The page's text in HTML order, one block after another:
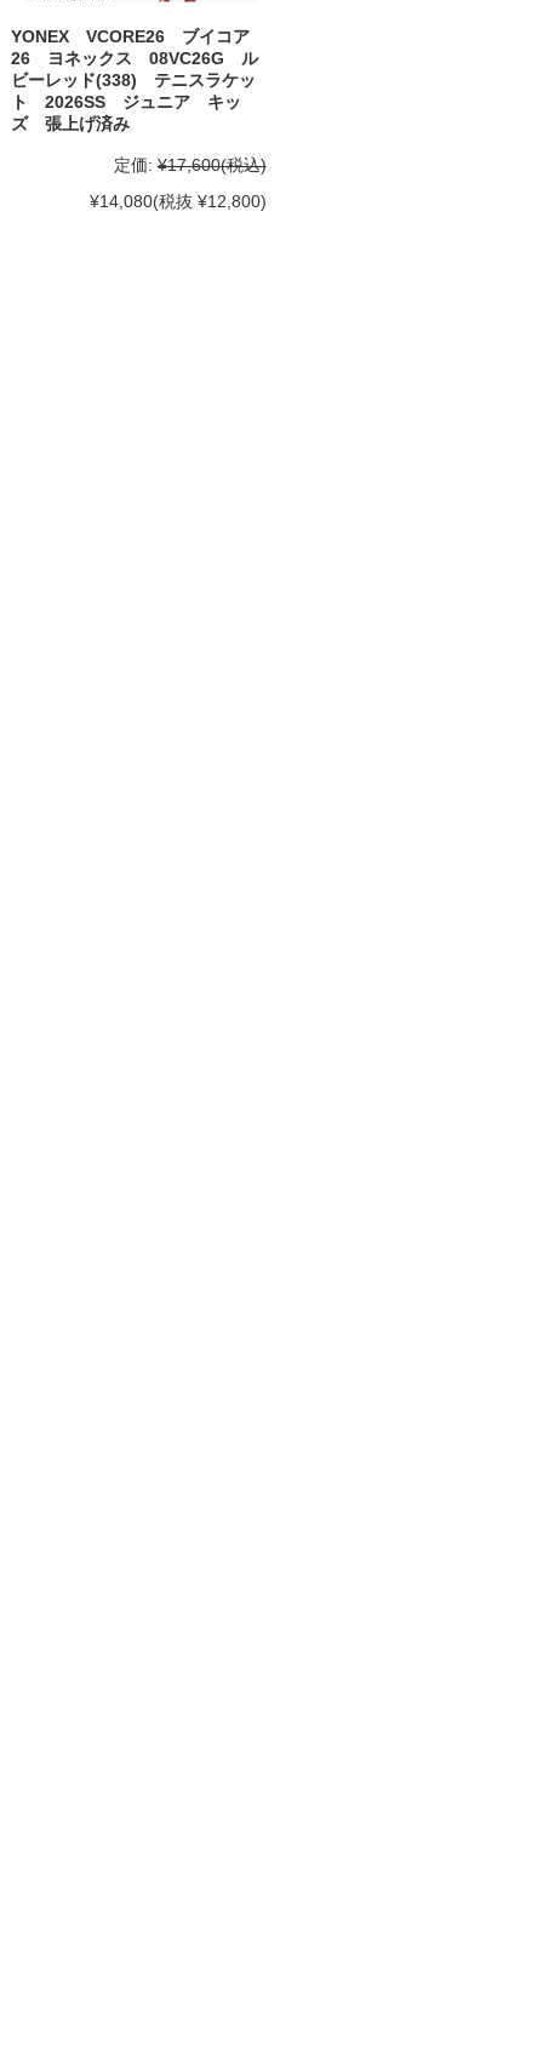
YONEX VCORE26 ブイコア
26 ヨネックス 08VC26G ル
ビーレッド(338) テニスラケッ
ト 2026SS ジュニア キッ
ズ 張上げ済み
定価: ¥17,600(税込)
¥14,080(税抜 ¥12,800)